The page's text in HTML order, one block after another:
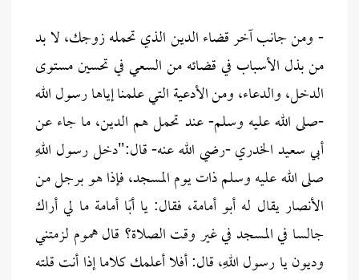
- ومن جانب آخر قضاء الدين الذي تحمله زوجك، لا بد
من بذل الأسباب في قضائه من السعي في تحسين مستوى
الدخل، والدعاء، ومن الأدعية التي علمنا إياها رسول الله
-صلى الله عليه وسلم- عند تحمل هم الدين، ما جاء عن
أبي سعيد الخدري -رضي الله عنه- قال:"دخل رسول اللهِ
صلى الله عليه وسلم ذات يوم المسجد، فإذا هو برجل من
الأنصار يقال له أبو أمامة، فقال: يا أبًا أمامة ما لي أراك
جالسا في المسجد في غير وقت الصلاة؟ قال هموم لزمتني
وديون يا رسول اللهِ، قال: أفلا أعلمك كلاما إذا أنت قلته